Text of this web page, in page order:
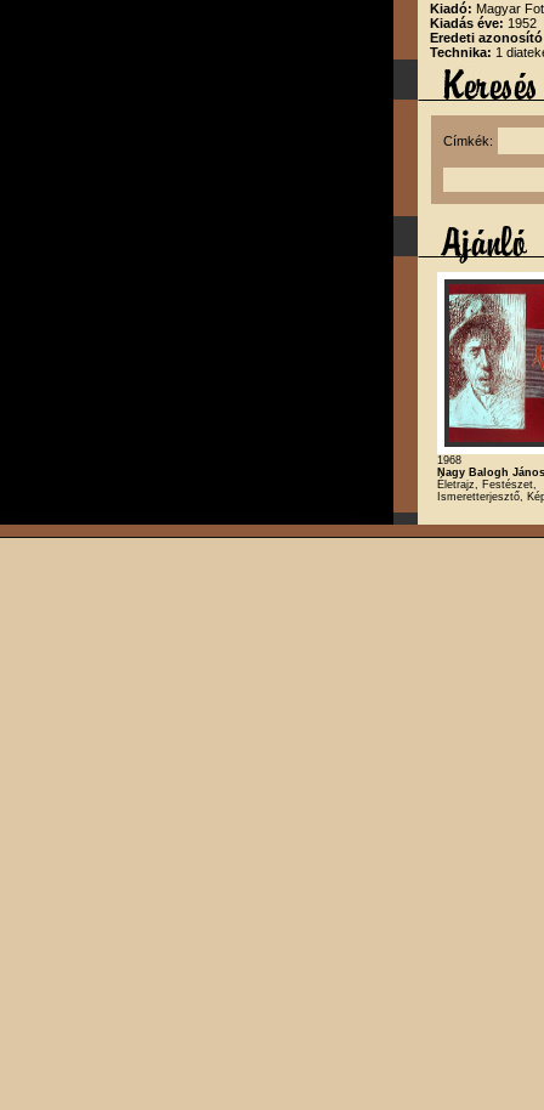
Kiadó: Magyar
Kiadás éve: 1952
Eredeti
Technika: 1
Címkék:
1968
Nagy Balogh János
Életrajz, Festészet,
Ismeretterjesztő,